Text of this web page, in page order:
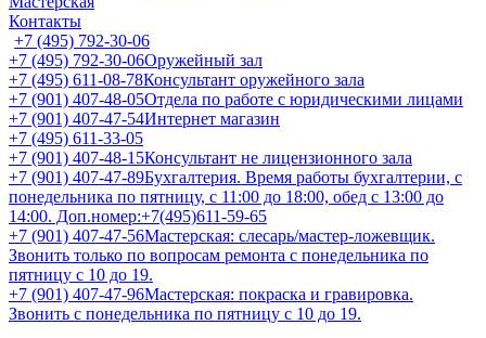
Контакты
+7 (495) 792-30-06
+7 (495) 792-30-06Оружейный зал
+7 (495) 611-08-78Консультант оружейного зала
+7 (901) 407-48-05Отдела по работе с юридическими лицами
+7 (901) 407-47-54Интернет магазин
+7 (495) 611-33-05
+7 (901) 407-48-15Консультант не лицензионного зала
+7 (901) 407-47-89Бухгалтерия. Время работы бухгалтерии, с
понедельника по пятницу, с 11:00 до 18:00, обед с 13:00 до
14:00. Доп.номер:+7(495)611-59-65
+7 (901) 407-47-56Мастерская: слесарь/мастер-ложевщик.
Звонить только по вопросам ремонта с понедельника по
пятницу с 10 до 19.
+7 (901) 407-47-96Мастерская: покраска и гравировка.
Звонить с понедельника по пятницу с 10 до 19.